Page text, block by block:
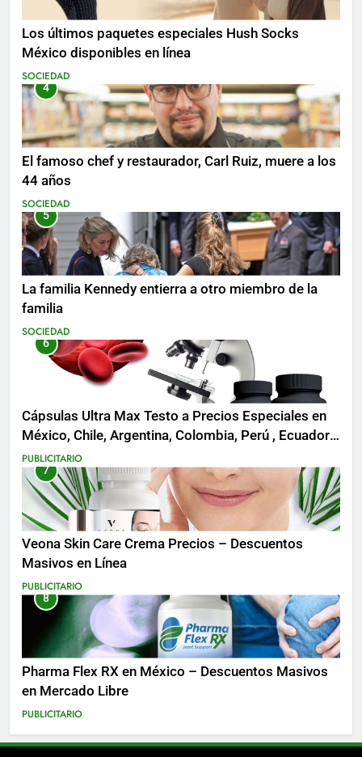
Los últimos paquetes especiales Hush Socks
México disponibles en línea
SOCIEDAD
4
El famoso chef y restaurador, Carl Ruiz, muere a los
44 años
SOCIEDAD
5
La familia Kennedy entierra a otro miembro de la
familia
SOCIEDAD
6
Cápsulas Ultra Max Testo a Precios Especiales en
México, Chile, Argentina, Colombia, Perú , Ecuador,
Costa Rica y Más
PUBLICITARIO
7
Veona Skin Care Crema Precios – Descuentos
Masivos en Línea
PUBLICITARIO
8
Pharma Flex RX en México – Descuentos Masivos
en Mercado Libre
PUBLICITARIO